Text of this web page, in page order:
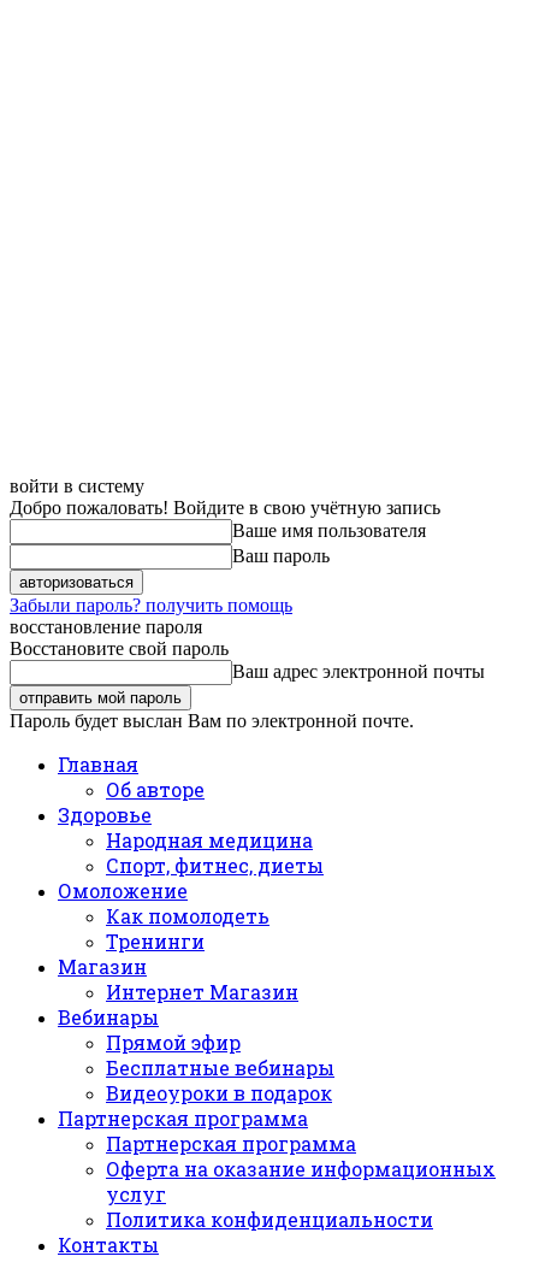
войти в систему
Добро пожаловать! Войдите в свою учётную запись
Ваше имя пользователя
Ваш пароль
Забыли пароль? получить помощь
восстановление пароля
Восстановите свой пароль
Ваш адрес электронной почты
Пароль будет выслан Вам по электронной почте.
Главная
Об авторе
Здоровье
Народная медицина
Спорт, фитнес, диеты
Омоложение
Как помолодеть
Тренинги
Магазин
Интернет Магазин
Вебинары
Прямой эфир
Бесплатные вебинары
Видеоуроки в подарок
Партнерская программа
Партнерская программа
Оферта на оказание информационных
услуг
Политика конфиденциальности
Контакты